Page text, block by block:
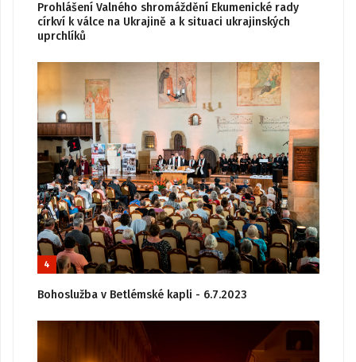
Prohlášení Valného shromáždění Ekumenické rady
církví k válce na Ukrajině a k situaci ukrajinských
uprchlíků
4
Bohoslužba v Betlémské kapli - 6.7.2023